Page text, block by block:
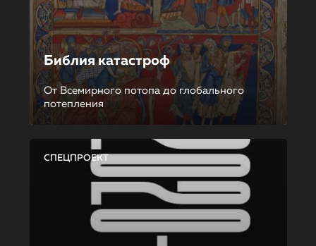
Библия катастроф
От Всемирного потопа до глобального
потепления
СПЕЦПРОЕКТ